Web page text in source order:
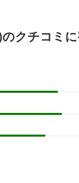
クチコミ